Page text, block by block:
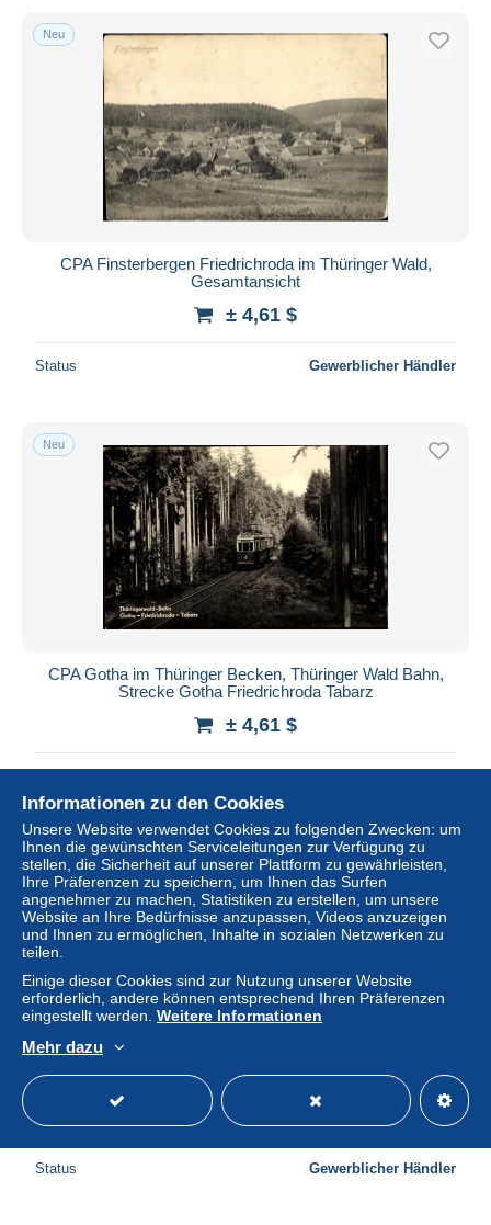
Neu
CPA Finsterbergen Friedrichroda im Thüringer Wald,
Gesamtansicht
± 4,61 $
Status Gewerblicher Händler
Neu
CPA Gotha im Thüringer Becken, Thüringer Wald Bahn,
Strecke Gotha Friedrichroda Tabarz
± 4,61 $
Neu
CPA Roda Stadtroda in Thüringen, Weihertalmühle
± 4,61 $
Status Gewerblicher Händler
Informationen zu den Cookies
Unsere Website verwendet Cookies zu folgenden Zwecken: um
Ihnen die gewünschten Serviceleitungen zur Verfügung zu
stellen, die Sicherheit auf unserer Plattform zu gewährleisten,
Ihre Präferenzen zu speichern, um Ihnen das Surfen
angenehmer zu machen, Statistiken zu erstellen, um unsere
Website an Ihre Bedürfnisse anzupassen, Videos anzuzeigen
und Ihnen zu ermöglichen, Inhalte in sozialen Netzwerken zu
teilen.
Einige dieser Cookies sind zur Nutzung unserer Website
erforderlich, andere können entsprechend Ihren Präferenzen
eingestellt werden. Weitere Informationen
Mehr dazu